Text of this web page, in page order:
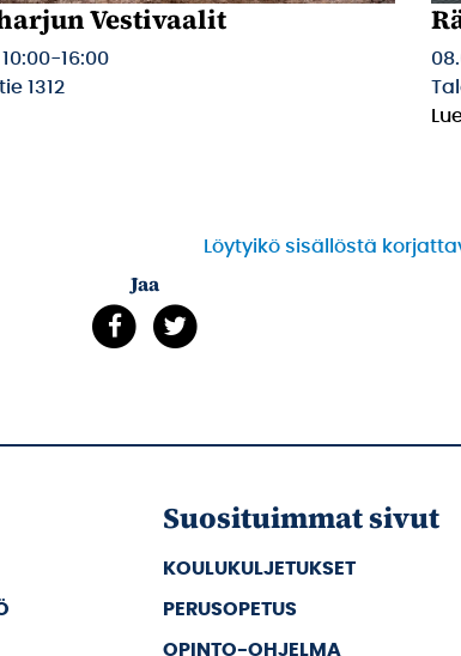
Vestivaalit
-16:00
1312
Löytyikö sisällöstä
Jaa
Suosituimmat sivut
KOULUKULJETUKSET
PERUSOPETUS
OPINTO-OHJELMA